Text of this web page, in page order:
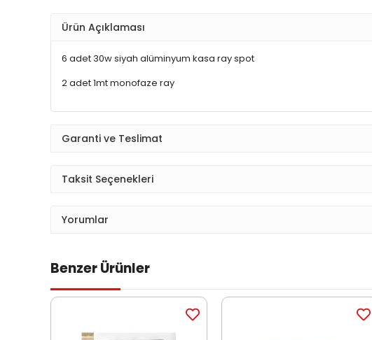
Ürün Açıklaması
6 adet 30w siyah alüminyum kasa ray spot
2 adet 1mt monofaze ray
Garanti ve Teslimat
Taksit Seçenekleri
Yorumlar
Benzer Ürünler